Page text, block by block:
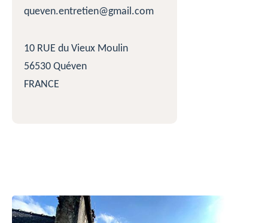
queven.entretien@gmail.com
10 RUE du Vieux Moulin
56530 Quéven
FRANCE